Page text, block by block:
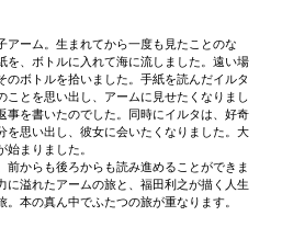
アーム。生まれてから一度も見たことのな
を、ボトルに入れて海に流しました。遠い場
のボトルを拾いました。手紙を読んだイルタ
ことを思い出し、アームに見せたくなりまし
事を書いたのでした。同時にイルタは、好奇
を思い出し、彼女に会いたくなりました。大
始まりました。
前からも後ろからも読み進めることができま
に溢れたアームの旅と、福田利之が描く人生
本の真ん中でふたつの旅が重なります。